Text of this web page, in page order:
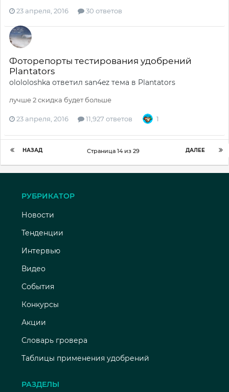
23 апреля, 2016 30 ответов
Фоторепорты тестирования удобрений
Plantators
olololoshka ответил san4ez тема в Plantators
лучше 2 скидка будет больше
23 апреля, 2016 11,927 ответов 1
НАЗАД ДАЛЕЕ
Страница 14 из 29
РУБРИКАТОР
Новости
Тенденции
Интервью
Видео
События
Конкурсы
Акции
Словарь гровера
Таблицы применения удобрений
РАЗДЕЛЫ